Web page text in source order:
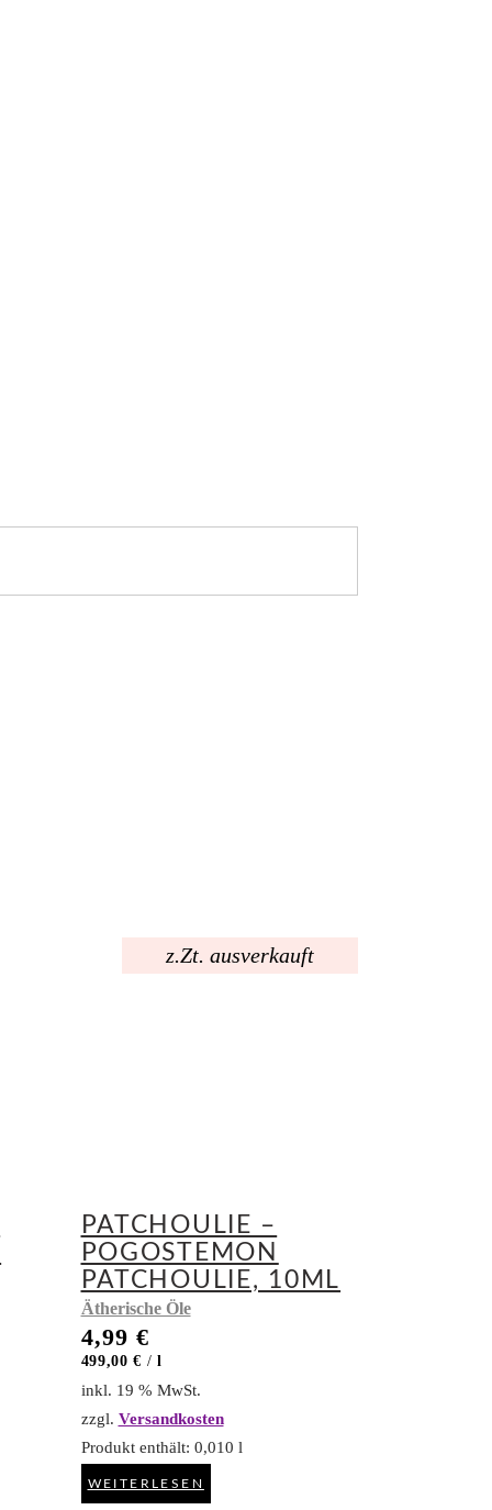
z.Zt. ausverkauft
PATCHOULIE –
POGOSTEMON
PATCHOULIE, 10ML
Ätherische Öle
4,99 €
499,00€ /l
inkl. 19 % MwSt.
zzgl. Versandkosten
Produkt enthält: 0,010 l
WEITERLESEN